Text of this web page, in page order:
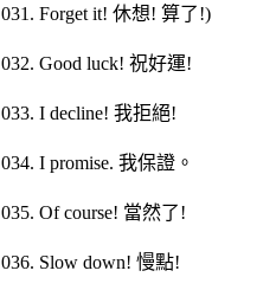
031. Forget it! 休想! 算了!)
032. Good luck! 祝好運!
033. I decline! 我拒絕!
034. I promise. 我保證。
035. Of course! 當然了!
036. Slow down! 慢點!